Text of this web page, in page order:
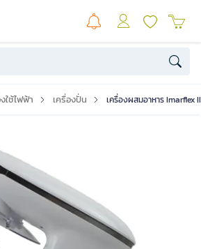
ใช้ไฟฟ้า เครื่องปั่น เครื่องผสมอาหาร Imarflex